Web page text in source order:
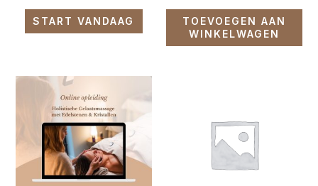
START VANDAAG
TOEVOEGEN AAN
WINKELWAGEN